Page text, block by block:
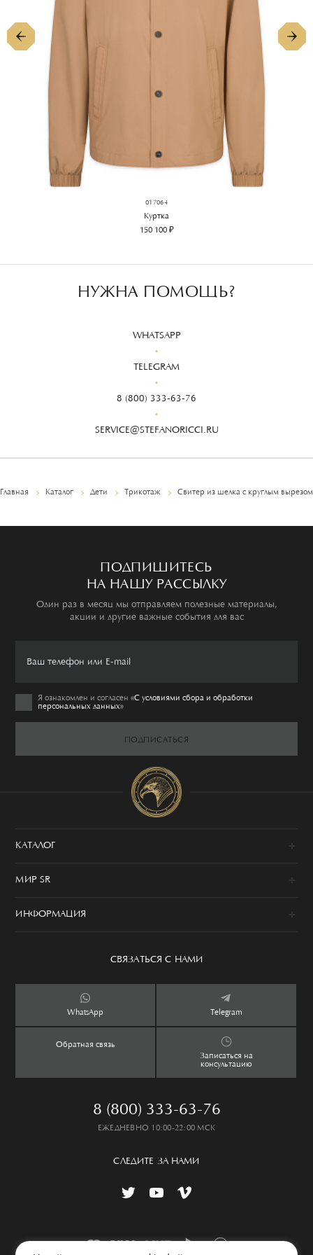
017064
Куртка
150 100 ₽
НУЖНА ПОМОЩЬ?
WHATSAPP
TELEGRAM
8 (800) 333-63-76
SERVICE@STEFANORICCI.RU
Главная Каталог Дети Трикотаж Свитер из шелка с круглым вырезом
ПОДПИШИТЕСЬ
НА НАШУ РАССЫЛКУ
Один раз в месяц мы отправляем полезные материалы,
акции и другие важные события для вас
Я ознакомлен и согласен«C условиями сбора и обработки
персональных данных»
ПОДПИСАТЬСЯ
КАТАЛОГ
Одежда
Дом
МИР SR
ИНФОРМАЦИЯ
Таблица размеров
Частые вопросы
СВЯЗАТЬСЯ С НАМИ
WhatsApp Telegram
Обратная связь
Записаться на
консультацию
8 (800) 333-63-76
ЕЖЕДНЕВНО 10:00-22:00 МСК
СЛЕДИТЕ ЗА НАМИ